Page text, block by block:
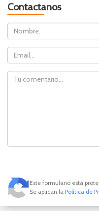
Contactanos
Nombre
Email
Comentario
Este formulario está
Se aplican la Política de